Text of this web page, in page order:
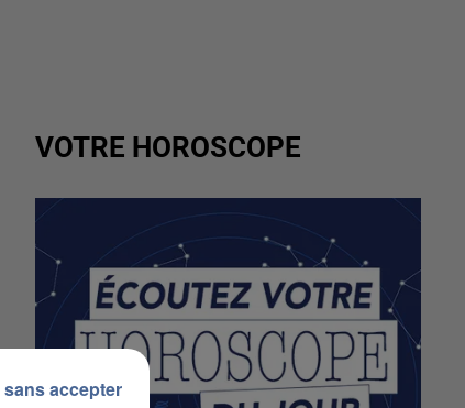
VOTRE HOROSCOPE
accepter